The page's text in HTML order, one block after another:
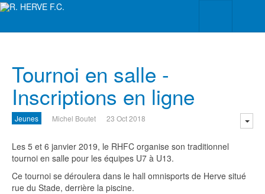
Tournoi en salle -
Inscriptions en ligne
Jeunes Michel Boutet 23 Oct 2018
Les 5 et 6 janvier 2019, le RHFC organise son traditionnel
tournoi en salle pour les équipes U7 à U13.
Ce tournoi se déroulera dans le hall omnisports de Herve situé
rue du Stade, derrière la piscine.